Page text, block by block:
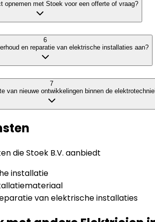
opnemen met Stoek voor een offerte of vraag?
6
en reparatie van elektrische installaties aan?
7
van nieuwe ontwikkelingen binnen de
dieStoek B.V. aanbiedt
installatie
van elektrische installaties